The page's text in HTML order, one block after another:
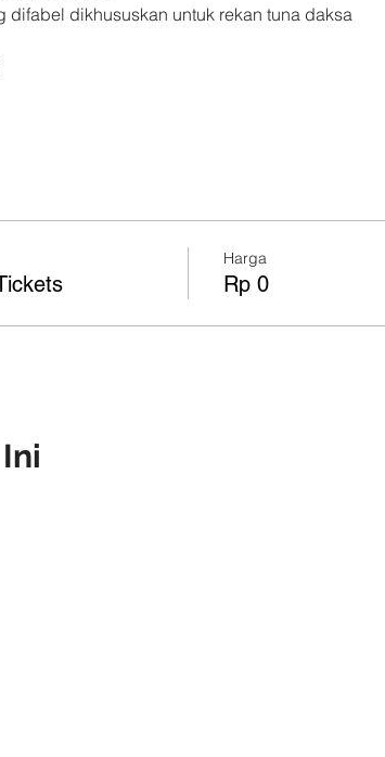
difabel dikhususkan untuk rekan tuna daksa
Harga
Rp 0